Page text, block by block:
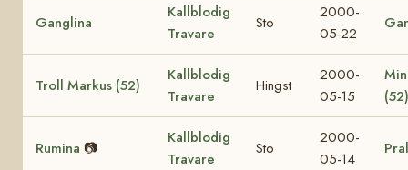
Ganglina
Kallblodig
Travare
Sto
2000-
05-22
Troll Markus (52)
Kallblodig
Travare
Hingst
2000-
05-15
(52)
Rumina 📷
Kallblodig
Travare
Sto
2000-
05-14